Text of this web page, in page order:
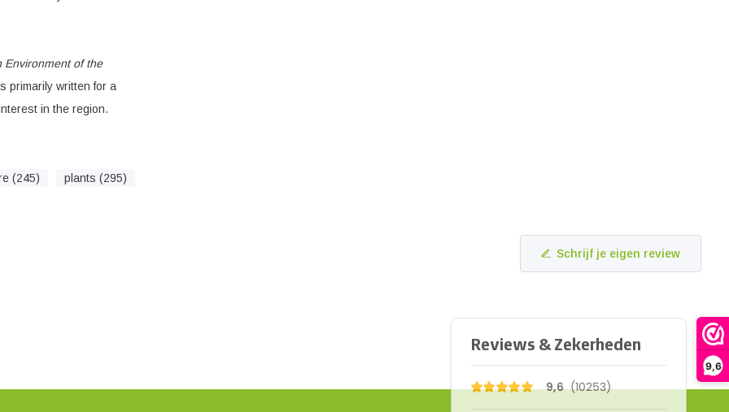
9,6
Environment of the
primarily written for a
in the region.
(245) plants (295)
Schrijf je eigen review